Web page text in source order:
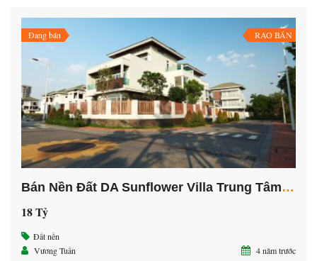
Đang bán RAO BÁN
Bán Nền Đất DA Sunflower Villa Trung Tâm TP Mới Bình Dương
18 Tỷ
Đất nền
Vương Tuấn
4 năm trước